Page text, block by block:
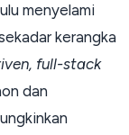
menyelami
kerangka
full-stack
dan